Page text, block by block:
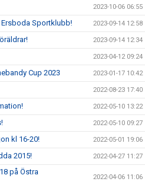
2023-10-06 06:55
Sportklubb! 2023-09-14 12:58
2023-09-14 12:34
2023-04-12 09:24
Cup 2023 2023-01-17 10:42
2022-08-23 17:40
2022-05-10 13:22
2022-05-10 09:27
kl 16-20! 2022-05-01 19:06
2015! 2022-04-27 11:27
på Östra
2022-04-06 11:06